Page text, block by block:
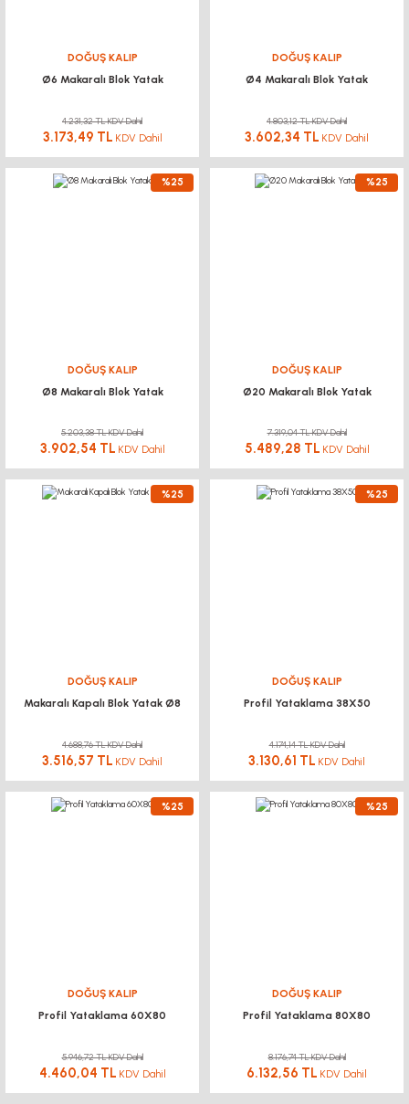
DOĞUŞ KALIP
Ø6 Makaralı Blok Yatak
4.231,32 TL KDV Dahil
3.173,49 TL KDV Dahil
DOĞUŞ KALIP
Ø4 Makaralı Blok Yatak
4.803,12 TL KDV Dahil
3.602,34 TL KDV Dahil
%25
DOĞUŞ KALIP
Ø8 Makaralı Blok Yatak
5.203,38 TL KDV Dahil
3.902,54 TL KDV Dahil
%25
DOĞUŞ KALIP
Ø20 Makaralı Blok Yatak
7.319,04 TL KDV Dahil
5.489,28 TL KDV Dahil
%25
DOĞUŞ KALIP
Makaralı Kapalı Blok Yatak Ø8
4.688,76 TL KDV Dahil
3.516,57 TL KDV Dahil
%25
DOĞUŞ KALIP
Profil Yataklama 38X50
4.174,14 TL KDV Dahil
3.130,61 TL KDV Dahil
%25
DOĞUŞ KALIP
Profil Yataklama 60X80
5.946,72 TL KDV Dahil
4.460,04 TL KDV Dahil
%25
DOĞUŞ KALIP
Profil Yataklama 80X80
8.176,74 TL KDV Dahil
6.132,56 TL KDV Dahil